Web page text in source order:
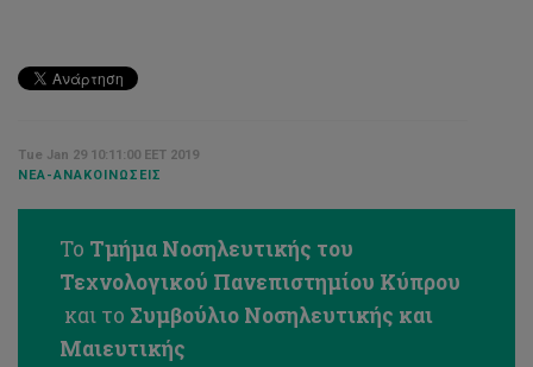
Tue Jan 29 10:11:00 EET 2019
ΝΈΑ-ΑΝΑΚΟΙΝΏΣΕΙΣ
Το Τμήμα Νοσηλευτικής του
Τεχνολογικού Πανεπιστημίου Κύπρου
και το Συμβούλιο Νοσηλευτικής και
Μαιευτικής